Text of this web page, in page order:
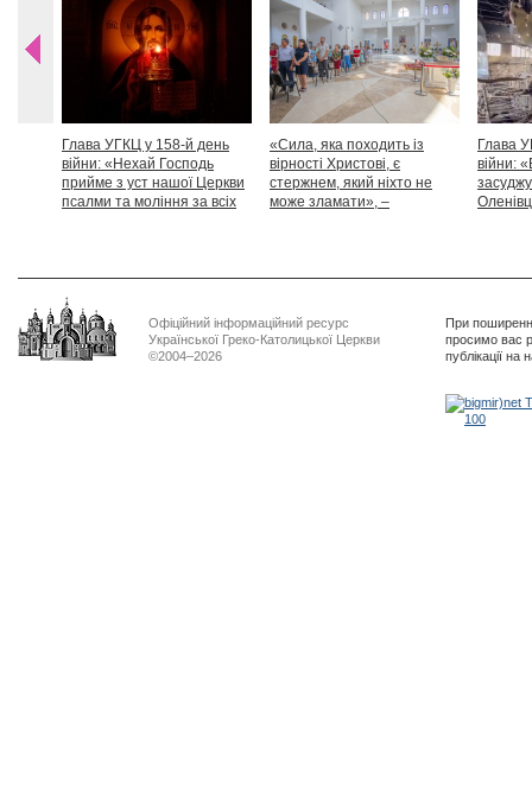
Глава УГКЦ у 158-й день
війни: «Нехай Господь
прийме з уст нашої Церкви
псалми та моління за всіх
«Сила, яка походить із
вірності Христові, є
стержнем, який ніхто не
може зламати», –
Глава
війни:
Офіційний інформаційний ресурс
Української Греко-Католицької Церкви
©2004–2026
При
просимо вас
публікації на